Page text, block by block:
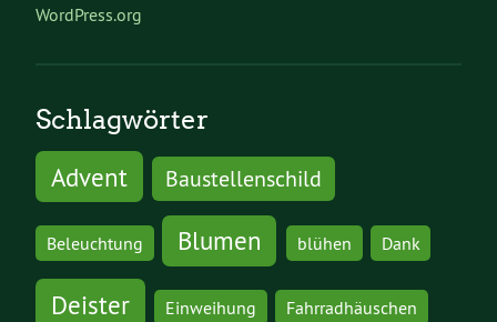
WordPress.org
Schlagwörter
Advent
Baustellenschild
Beleuchtung Blumen blühen Dank
Deister Einweihung Fahrradhäuschen